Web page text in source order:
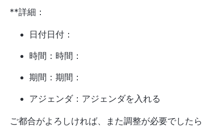
**詳細：
日付日付：
時間：時間：
期間：期間：
アジェンダ：アジェンダを入れる
ご都合がよろしければ、また調整が必要でしたら